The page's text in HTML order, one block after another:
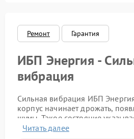
Ремонт Гарантия
ИБП Энергия -
вибрация
Сильная вибрация ИБП
корпус начинает дрожать,
шумы. Такое состояние
проблемы, которые требуют
Читать далее